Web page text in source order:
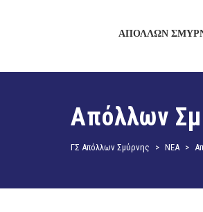
ΑΠΟΛΛΩΝ
Απόλλων
ΓΣ Απόλλων Σμύρνης > ΝΕΑ >